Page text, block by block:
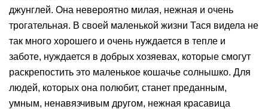
джунглей. Она невероятно милая, нежная и очень
трогательная. В своей маленькой жизни Тася видела не
так много хорошего и очень нуждается в тепле и
заботе, нуждается в добрых хозяевах, которые смогут
раскрепостить это маленькое кошачье солнышко. Для
людей, которых она полюбит, станет преданным,
умным, ненавязчивым другом, нежная красавица